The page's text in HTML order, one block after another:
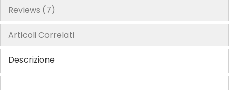
Reviews 7
Articoli Correlati
Descrizione